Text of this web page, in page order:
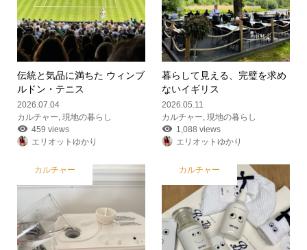
伝統と気品に満ちた ウィンブ
ルドン・テニス
2026.07.04
カルチャー, 現地の暮らし
459 views
エリオットゆかり
暮らして見える、完璧を求め
ないイギリス
2026.05.11
カルチャー,現地の暮らし
1,088 views
エリオットゆかり
カルチャー カルチャー